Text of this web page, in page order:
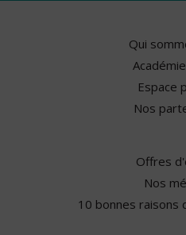
Qui
Espace
Nos
Offres
Nos
10 bonnes raisons